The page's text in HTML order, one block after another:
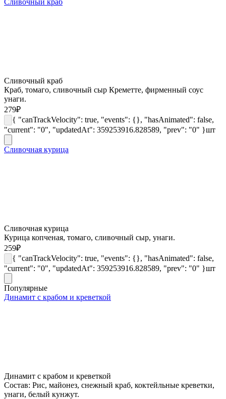
Сливочный краб
Краб, томаго, сливочный сыр Креметте, фирменный соус
унаги.
279₽
{ "canTrackVelocity": true, "events": {}, "hasAnimated": false,
"current": "0", "updatedAt": 359253916.828589, "prev": "0" }шт
Сливочная курица
Сливочная курица
Курица копченая, томаго, сливочный сыр, унаги.
259₽
{ "canTrackVelocity": true, "events": {}, "hasAnimated": false,
"current": "0", "updatedAt": 359253916.828589, "prev": "0" }шт
Популярные
Динамит с крабом и креветкой
Динамит с крабом и креветкой
Состав: Рис, майонез, снежный краб, коктейльные креветки,
унаги, белый кунжут.